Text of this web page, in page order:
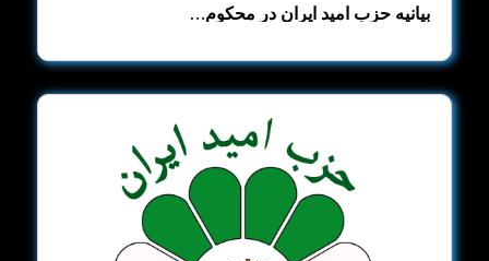
بیانیه حزب امید ایران در محکوم…